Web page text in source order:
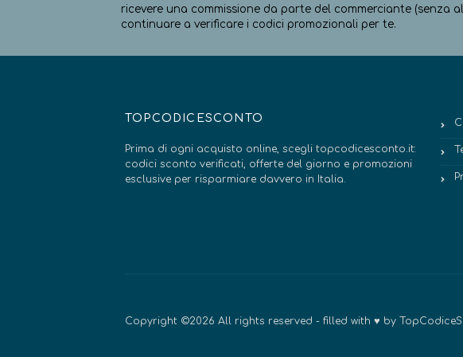
ricevere una commissione da parte del commerciante
continuare a verificare i codici promozionali per te.
TOPCODICESCONTO
Prima di ogni acquisto online, scegli topcodicesconto.it:
codici sconto verificati, offerte del giorno e promozioni
esclusive per risparmiare davvero in Italia.
Copyright ©2026 All rights reserved - filled with ♥ by